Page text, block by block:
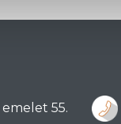
55.